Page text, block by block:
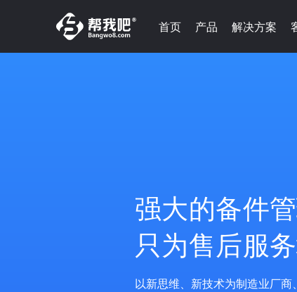
首页 产品 解决方案
强大的备件
只为售后服
以新思维、新技术为制造业厂